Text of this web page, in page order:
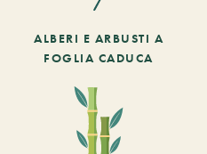
ALBERI E ARBUSTI A
FOGLIA CADUCA